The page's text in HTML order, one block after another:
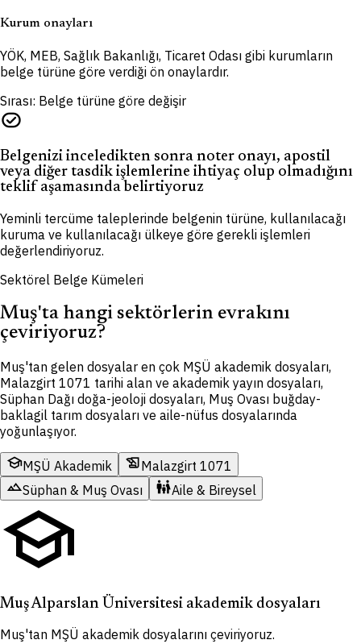
Kurum onayları
YÖK, MEB, Sağlık Bakanlığı, Ticaret Odası gibi kurumların
belge türüne göre verdiği ön onaylardır.
Sırası: Belge türüne göre değişir
task_alt
Belgenizi inceledikten sonra noter onayı, apostil
veya diğer tasdik işlemlerine ihtiyaç olup olmadığını
teklif aşamasında belirtiyoruz
Yeminli tercüme taleplerinde belgenin türüne, kullanılacağı
kuruma ve kullanılacağı ülkeye göre gerekli işlemleri
değerlendiriyoruz.
Sektörel Belge Kümeleri
Muş'ta hangi sektörlerin evrakını
çeviriyoruz?
Muş'tan gelen dosyalar en çok MŞÜ akademik dosyaları,
Malazgirt 1071 tarihi alan ve akademik yayın dosyaları,
Süphan Dağı doğa-jeoloji dosyaları, Muş Ovası buğday-
baklagil tarım dosyaları ve aile-nüfus dosyalarında
yoğunlaşıyor.
schoolMŞÜ Akademik history_eduMalazgirt 1071
terrainSüphan & Muş Ovası family_restroomAile & Bireysel
school
Muş Alparslan Üniversitesi akademik dosyaları
Muş'tan MŞÜ akademik dosyalarını çeviriyoruz.